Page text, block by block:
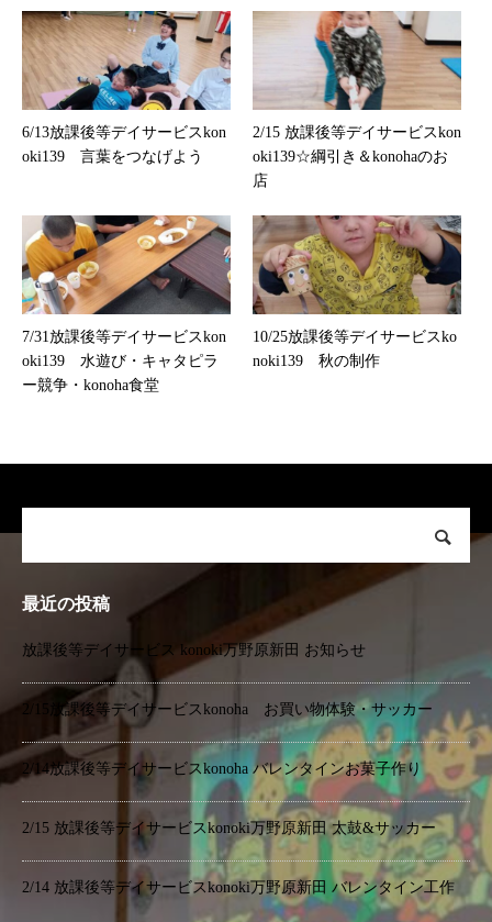
6/13放課後等デイサービスkon
oki139 言葉をつなげよう
2/15 放課後等デイサービスkon
oki139☆綱引き＆konohaのお
店
7/31放課後等デイサービスkon
oki139 水遊び・キャタピラ
ー競争・konoha食堂
10/25放課後等デイサービスko
noki139 秋の制作
最近の投稿
放課後等デイサービス konoki万野原新田 お知らせ
2/15放課後等デイサービスkonoha お買い物体験・サッカー
2/14放課後等デイサービスkonoha バレンタインお菓子作り
2/15 放課後等デイサービスkonoki万野原新田 太鼓&サッカー
2/14 放課後等デイサービスkonoki万野原新田 バレンタイン工作